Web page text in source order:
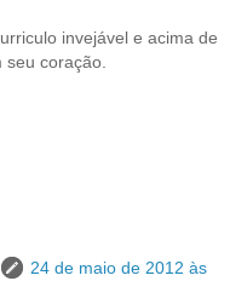
invejável e acima de
coração.
24 de maio de 2012 às